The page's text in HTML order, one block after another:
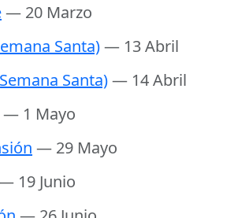
— 20 Marzo
Santa)— 13 Abril
Santa)— 14 Abril
— 1 Mayo
— 29 Mayo
19 Junio